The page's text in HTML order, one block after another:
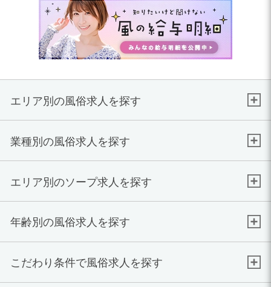
エリア別の風俗求人を探す
業種別の風俗求人を探す
エリア別のソープ求人を探す
年齢別の風俗求人を探す
こだわり条件で風俗求人を探す